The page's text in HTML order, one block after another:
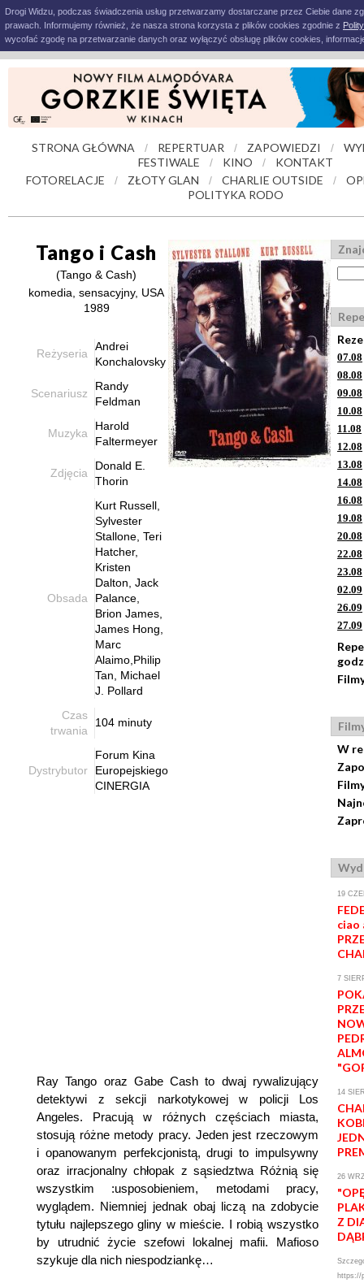
Drogi Widzu, podczas świadczenia usług przetwarzamy dostarczane przez Ciebie dane
prawach. Informujemy również, że nasza strona korzysta z plików cookies zgodnie z
wycofać zgodę na przetwarzanie danych oraz wyłączyć obsługę plików cookies,
STRONA GŁÓWNA / REPERTUAR / ZAPOWIEDZI /
FESTIWALE
/ KINO /
KONTAKT
FOTORELACJE
/ ZŁOTY GLAN / CHARLIE OUTSIDE /
POLITYKA RODO
Tango i Cash
(Tango & Cash)
komedia, sensacyjny, USA
1989
Reżyseria
Andrei
Konchalovsky
Scenariusz
Randy
Feldman
Muzyka
Harold
Faltermeyer
Zdjęcia
Donald E.
Thorin
Obsada
Kurt Russell,
Sylvester
Stallone, Teri
Hatcher,
Kristen
Dalton, Jack
Palance,
Brion James,
James Hong,
Marc
Alaimo,Philip
Tan, Michael
J. Pollard
Czas
trwania
104 minuty
Dystrybutor
Forum Kina
Europejskiego
CINERGIA
Ray Tango oraz Gabe Cash to dwaj rywalizujący
detektywi z sekcji narkotykowej w policji Los
Angeles. Pracują w różnych częściach miasta,
stosują różne metody pracy. Jeden jest rzeczowym
i opanowanym perfekcjonistą, drugi to impulsywny
oraz irracjonalny chłopak z sąsiedztwa Różnią się
wszystkim :usposobieniem, metodami pracy,
wyglądem. Niemniej jednak obaj liczą na zdobycie
tytułu najlepszego gliny w mieście. I robią wszystko
by utrudnić życie szefowi lokalnej mafii. Mafioso
szykuje dla nich niespodziankę…
07.08
08.08
09.08
10.08
11.08
12.08
13.08
14.08
16.08
19.08
20.08
22.08
23.08
02.09
26.09
27.09
W
19
7
14
26
Z
https://